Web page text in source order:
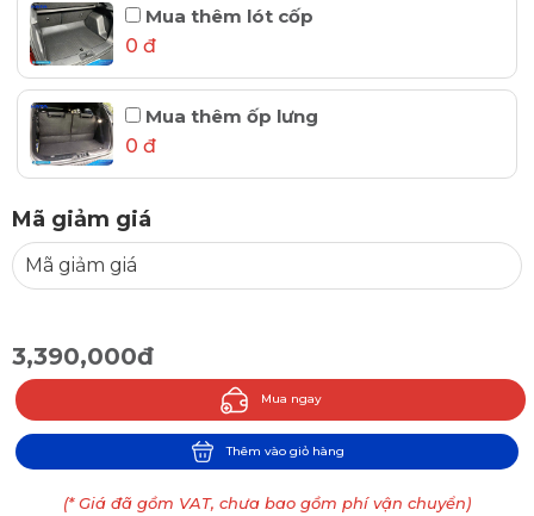
Mua thêm lót cốp
0 đ
Mua thêm ốp lưng
0 đ
Mã giảm giá
3,390,000đ
Mua ngay
Thêm vào giỏ hàng
(* Giá đã gồm VAT, chưa bao gồm phí vận chuyển)